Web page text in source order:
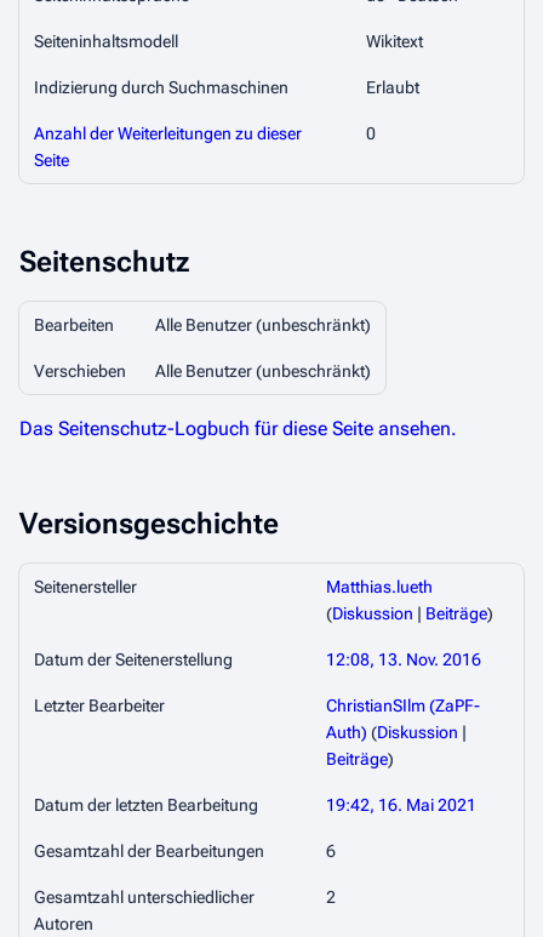
Seiteninhaltsmodell Wikitext
Indizierung durch Suchmaschinen Erlaubt
Anzahl der Weiterleitungen zu dieser
Seite
0
Seitenschutz
Bearbeiten Alle Benutzer (unbeschränkt)
Verschieben Alle Benutzer (unbeschränkt)
Das Seitenschutz-Logbuch für diese Seite ansehen.
Versionsgeschichte
Seitenersteller
Matthias.lueth
(Diskussion | Beiträge)
Datum der Seitenerstellung 12:08, 13. Nov. 2016
Letzter Bearbeiter
ChristianSIlm (ZaPF-
Auth) (Diskussion |
Beiträge)
Datum der letzten Bearbeitung 19:42, 16. Mai 2021
Gesamtzahl der Bearbeitungen 6
Gesamtzahl unterschiedlicher
Autoren
2